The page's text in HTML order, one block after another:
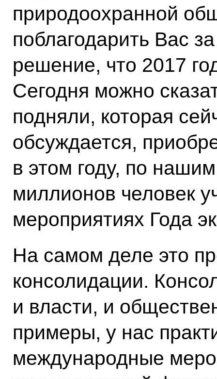
природоохранной
поблагодарить Вас
решение, что 2017
Сегодня можно
подняли, которая
обсуждается,
в этом году, по
миллионов человек
мероприятиях Года
На самом деле это
консолидации.
и власти, и
примеры, у нас
международные